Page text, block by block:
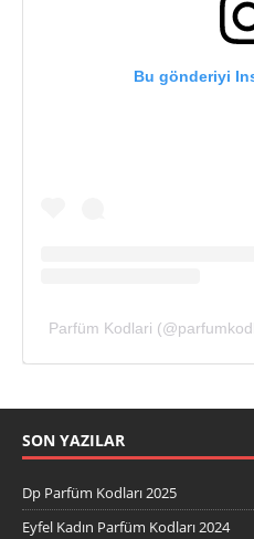
Bu gönderiyi
Parfüm Kodlari
SON YAZILAR
Dp Parfüm Kodları 2025
Eyfel Kadın Parfüm Kodları 2024